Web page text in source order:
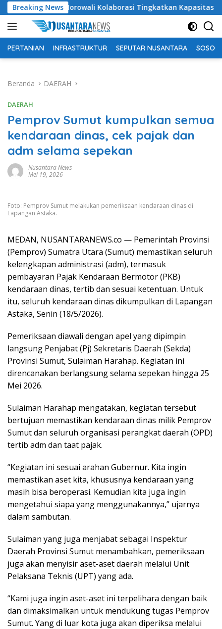
Langsung
ke
konten
Breaking News
Morowali Kolaborasi Tingkatkan Kapasitas 61 Kepala
PERTANIAN INFRASTRUKTUR SEPUTAR NUSANTARA SOSOK
Beranda DAERAH
DAERAH
Pemprov Sumut kumpulkan semua
kendaraan dinas, cek pajak dan
adm selama sepekan
Nusantara News
Mei 19, 2026
Foto: Pemprov Sumut melakukan pemeriksaan kendaraan dinas di
Lapangan Astaka.
MEDAN, NUSANTARANEWS.co — Pemerintah Provinsi
(Pemprov) Sumatra Utara (Sumut) memastikan seluruh
kelengkapan administrasi (adm), termasuk
pembayaran Pajak Kendaraan Bermotor (PKB)
kendaraan dinas, tertib dan sesuai ketentuan. Untuk
itu, seluruh kendaraan dinas dikumpulkan di Lapangan
Astaka, Senin (18/5/2026).
Pemeriksaan diawali dengan apel yang dipimpin
langsung Penjabat (Pj) Sekretaris Daerah (Sekda)
Provinsi Sumut, Sulaiman Harahap. Kegiatan ini
direncanakan berlangsung selama sepekan hingga 25
Mei 2026.
Sulaiman Harahap mengatakan, kegiatan tersebut
bertujuan memastikan kendaraan dinas milik Pemprov
Sumut dan seluruh organisasi perangkat daerah (OPD)
tertib adm dan taat pajak.
“Kegiatan ini sesuai arahan Gubernur. Kita ingin
memastikan aset kita, khususnya kendaraan yang
masih bisa beroperasi. Kemudian kita juga ingin
mengetahui siapa yang menggunakannya,” ujarnya
dalam sambutan.
Sulaiman yang juga menjabat sebagai Inspektur
Daerah Provinsi Sumut menambahkan, pemeriksaan
juga akan menyisir aset-aset daerah melalui Unit
Pelaksana Teknis (UPT) yang ada.
“Kami juga ingin aset-aset ini terpelihara dengan baik
dan dimaksimalkan untuk mendukung tugas Pemprov
Sumut. Yang di luar kota juga akan diperiksa melalui